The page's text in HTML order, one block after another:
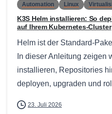
Automation Linux
K3S Helm installieren: So
auf Ihrem Kubernetes-Cluster
Helm ist der Standard-
In dieser Anleitung zeigen
installieren, Repositories
deployen, upgraden und
23. Juli 2026